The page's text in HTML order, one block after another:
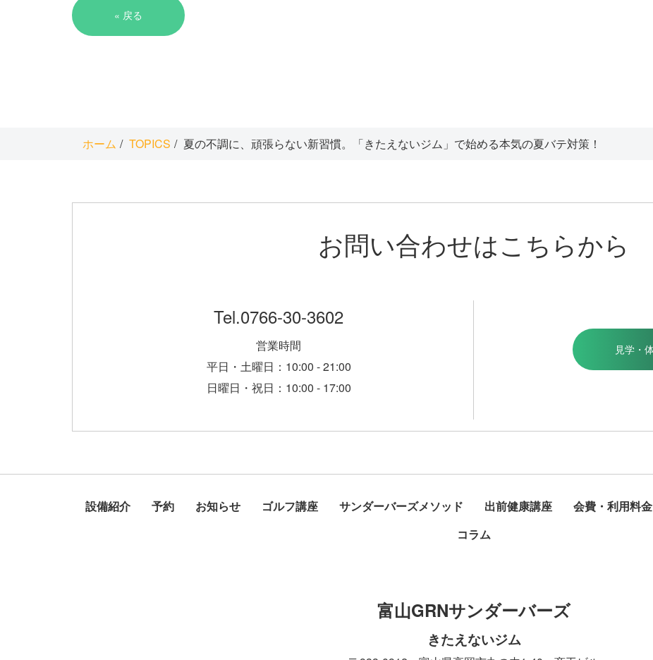
« 戻る
ホーム TOPICS 夏の不調に、頑張らない新習慣。「きたえないジム」で始める本気の夏バテ対策！
お問い合わせはこちらから
Tel.0766-30-3602
営業時間
平日・土曜日：10:00 - 21:00
日曜日・祝日：10:00 - 17:00
見学・
設備紹介 予約 お知らせ ゴルフ講座 サンダーバーズメソッド 出前健康講座 会費・利用料金
コラム
富山GRNサンダーバーズ
きたえないジム